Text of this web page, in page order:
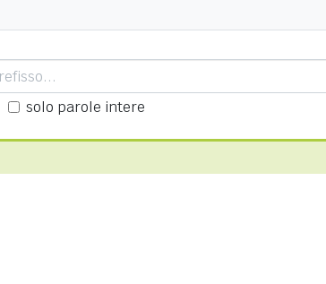
solo parole intere